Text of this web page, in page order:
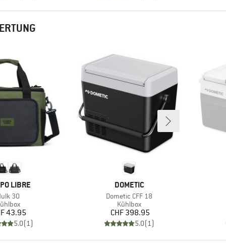
LIBRE
30
Preis
43.95
5.0(1)
MARKE
DOMETIC
Artikel
Dometic CFF 18
Produktgruppe
Kühlbox
Preis
CHF 398.95
5.0(1)